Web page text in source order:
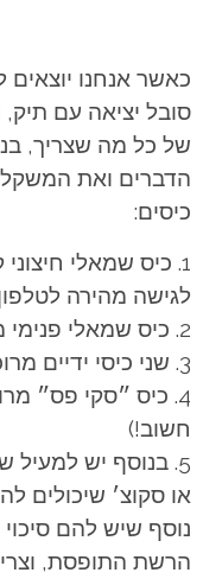
כאשר אנחנו
סובל יציאה עם
של כל מה שצריך,
הדברים ואת
כיסים:
כיס שמאלי חיצוני
לגישה מהירה
כיס שמאלי פנימי
שני כיסי ידיים
כיס ״סקי פס״
חשוב!)
בנוסף יש למעיל
או סקוצ׳ שיכולים
נוסף שיש להם
הרשת התופסת,